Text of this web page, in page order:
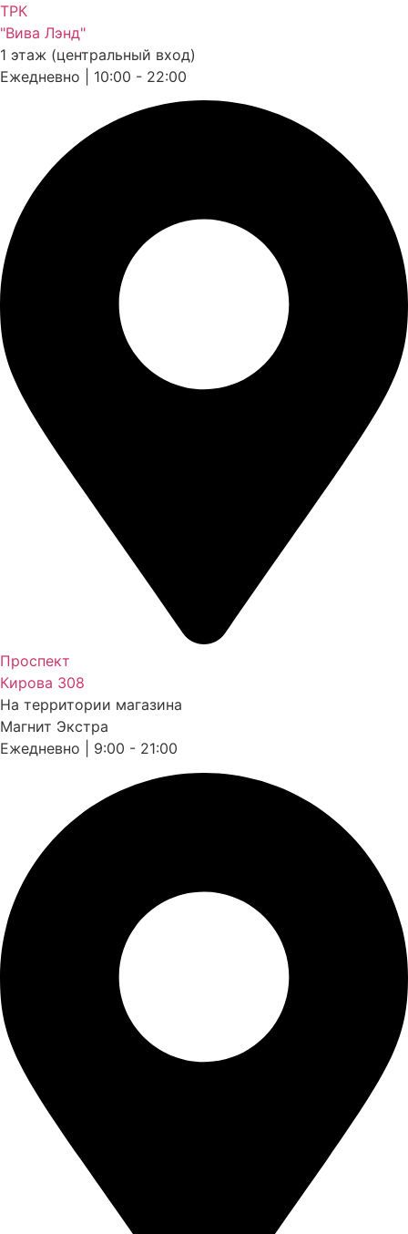
ТРК
"Вива Лэнд"
1 этаж (центральный вход)
Ежедневно | 10:00 - 22:00
Проспект
Кирова 308
На территории магазина
Магнит Экстра
Ежедневно | 9:00 - 21:00